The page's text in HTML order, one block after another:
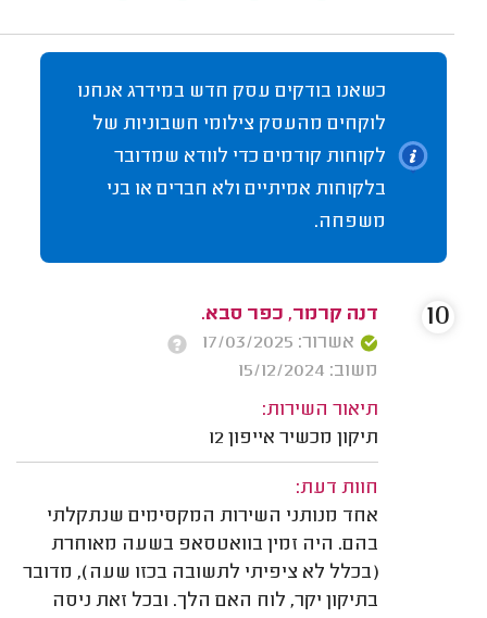
כשאנו בודקים עסק חדש במידרג אנחנו
לוקחים מהעסק צילומי חשבוניות של
לקוחות קודמים כדי לוודא שמדובר
בלקוחות אמיתיים ולא חברים או בני
משפחה.
דנה קרמר, כפר סבא.
אשרור: 17/03/2025
משוב: 15/12/2024
תיאור השירות:
תיקון מכשיר אייפון 12
חוות דעת:
אחד מנותני השירות המקסימים שנתקלתי
בהם. היה זמין בוואטסאפ בשעה מאוחרת
(בכלל לא ציפיתי לתשובה בכזו שעה), מדובר
בתיקון יקר, לוח האם הלך. ובכל זאת ניסה
10